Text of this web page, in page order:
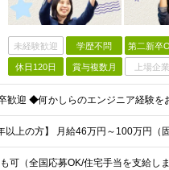
未経験歓迎 学歴不問 第二新卒
休日120日 賞与複数月 上場企業